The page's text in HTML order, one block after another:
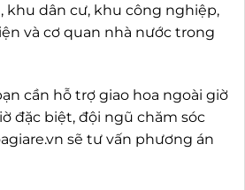
dân cư, khu công nghiệp,
và cơ quan nhà nước trong
cần hỗ trợ giao hoa ngoài giờ
đặc biệt, đội ngũ chăm sóc
sẽ tư vấn phương án